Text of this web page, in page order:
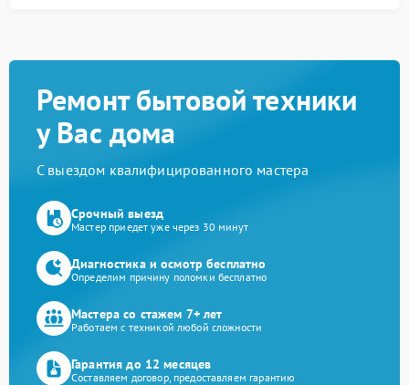
Ремонт бытовой техники
у Вас дома
С выездом квалифицированного мастера
Срочный выезд
Мастер приедет уже через 30 минут
Диагностика и осмотр бесплатно
Определим причину поломки бесплатно
Мастера со стажем 7+ лет
Работаем с техникой любой сложности
Гарантия до 12 месяцев
Составляем договор, предоставляем гарантию